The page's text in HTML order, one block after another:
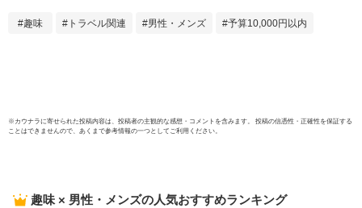
ッズ トラベルグッ
趣味 トラベル関連 男性・メンズ 予算10,000円以内
※ カウナラに寄せられた投稿内容は、投稿者の主観的な感想・コメントを含みます。 投稿の信憑性・正確性を保証する
ことはできませんので、あくまで参考情報の一つとしてご利用ください。
趣味 × 男性・メンズの人気おすすめランキング